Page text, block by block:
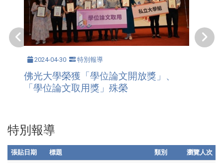
2024-04-30 特別報導
佛光大學榮獲「學位論文開放獎」、
「學位論文取用獎」殊榮
特別報導
張貼日期 標題 類別 瀏覽人次